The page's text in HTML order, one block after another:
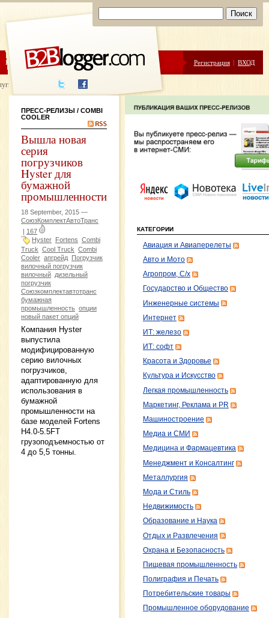
ЦЕНЫ ПОМОЩЬ Регистрация | ВХОД
написания
ПРЕСС-РЕЛИЗЫ / COMBI
COOLER
Вышла новая
серия
погрузчиков
Hyster для
бумажной
промышленности
18 September, 2015 —
СоюзКомплектАвтоТранс
| 167
Hyster Fortens Combi
Truck Cool Truck Combi
Cooler апгрейд Погрузчик
вилочный погрузчик
вилочный дизельный
погрузчик
Союзкомплектавтотранс
бумажная
промышленность опции
новый пакет опций
Компания Hyster
выпустила
модифицированную
серию вилочных
погрузчиков,
адаптированную для
использования в
бумажной
промышленности на
базе моделей Fortens
H4.0-5.5FT
грузоподъемностью от
4 до 5,5 тонны.
КАТЕГОРИИ
Авиация и Авиаперелеты
Авто и Мото
Агропром, С/х
Государство и Общество
Инженерные системы
Интернет
ИТ: железо
ИТ: софт
Красота и Здоровье
Культура и Искусство
Легкая промышленность
Маркетинг, Реклама и PR
Машиностроение
Медиа и СМИ
Медицина и Фармацевтика
Менеджмент и Консалтинг
Металлургия
Мода и Стиль
Недвижимость
Образование и Наука
Отдых и Развлечения
Охрана и Безопасность
Пищевая промышленность
Полиграфия и Печать
Потребительские товары
Промышленное оборудование